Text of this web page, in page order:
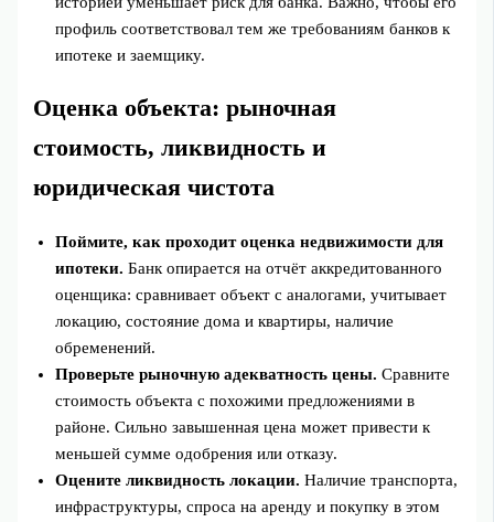
профиль соответствовал тем же требованиям банков к
ипотеке и заемщику.
Оценка объекта: рыночная
стоимость, ликвидность и
юридическая чистота
Поймите, как проходит оценка недвижимости для
ипотеки. Банк опирается на отчёт аккредитованного
оценщика: сравнивает объект с аналогами, учитывает
локацию, состояние дома и квартиры, наличие
обременений.
Проверьте рыночную адекватность цены. Сравните
стоимость объекта с похожими предложениями в
районе. Сильно завышенная цена может привести к
меньшей сумме одобрения или отказу.
Оцените ликвидность локации. Наличие транспорта,
инфраструктуры, спроса на аренду и покупку в этом